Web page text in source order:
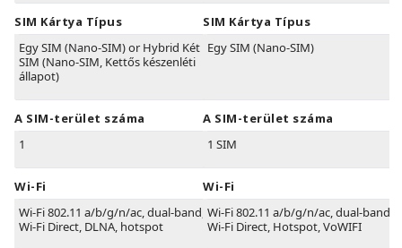
SIM Kártya Típus
Egy SIM (Nano-SIM) or Hybrid Két
SIM (Nano-SIM, Kettős készenléti
állapot)
A SIM-terület száma
1
Wi-Fi
Wi-Fi 802.11 a/b/g/n/ac, dual-band,
Wi-Fi Direct, DLNA, hotspot
SIM Kártya Típus
Egy SIM (Nano-SIM)
A SIM-terület száma
1 SIM
Wi-Fi
Wi-Fi 802.11 a/b/g/n/ac, dual-band,
Wi-Fi Direct, Hotspot, VoWIFI